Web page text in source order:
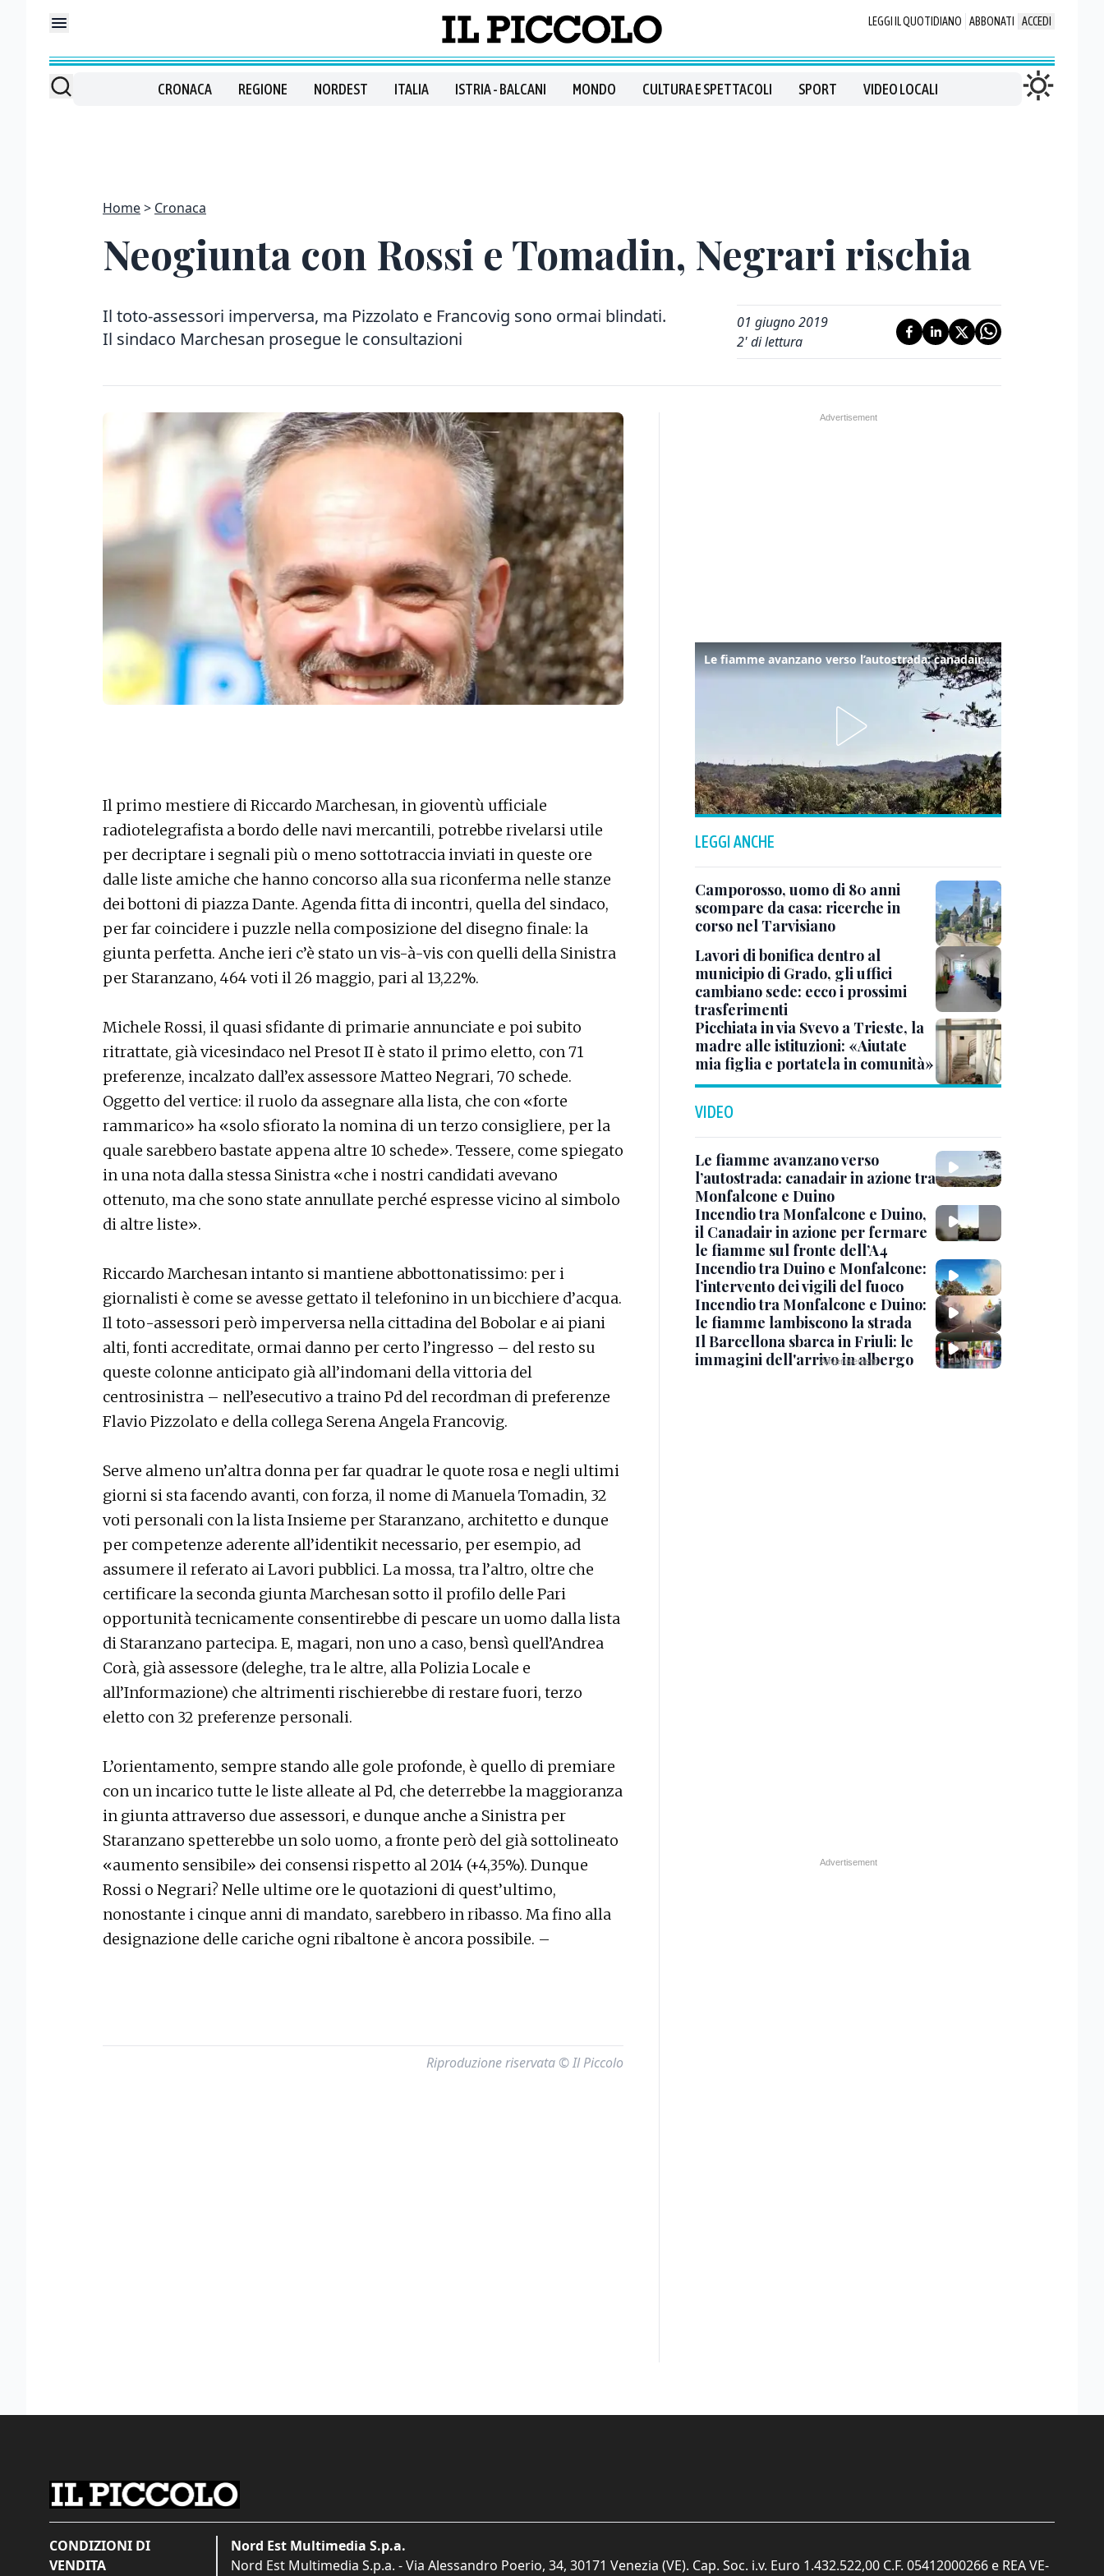
LEGGI IL QUOTIDIANO ABBONATI ACCEDI
CRONACA REGIONE NORDEST ITALIA ISTRIA - BALCANI MONDO CULTURA E SPETTACOLI SPORT VIDEO LOCALI
Home Cronaca
Neogiunta con Rossi e Tomadin, Negrari rischia
Il toto-assessori imperversa, ma Pizzolato e Francovig sono ormai blindati.
Il sindaco Marchesan prosegue le consultazioni
01 giugno 2019
2' di lettura
Il primo mestiere di Riccardo Marchesan, in gioventù ufficiale
radiotelegrafista a bordo delle navi mercantili, potrebbe rivelarsi utile
per decriptare i segnali più o meno sottotraccia inviati in queste ore
dalle liste amiche che hanno concorso alla sua riconferma nelle stanze
dei bottoni di piazza Dante. Agenda fitta di incontri, quella del sindaco,
per far coincidere i puzzle nella composizione del disegno finale: la
giunta perfetta. Anche ieri c’è stato un vis-à-vis con quelli della Sinistra
per Staranzano, 464 voti il 26 maggio, pari al 13,22%.
Michele Rossi, il quasi sfidante di primarie annunciate e poi subito
ritrattate, già vicesindaco nel Presot II è stato il primo eletto, con 71
preferenze, incalzato dall’ex assessore Matteo Negrari, 70 schede.
Oggetto del vertice: il ruolo da assegnare alla lista, che con «forte
rammarico» ha «solo sfiorato la nomina di un terzo consigliere, per la
quale sarebbero bastate appena altre 10 schede». Tessere, come spiegato
in una nota dalla stessa Sinistra «che i nostri candidati avevano
ottenuto, ma che sono state annullate perché espresse vicino al simbolo
di altre liste».
Riccardo Marchesan intanto si mantiene abbottonatissimo: per i
giornalisti è come se avesse gettato il telefonino in un bicchiere d’acqua.
Il toto-assessori però imperversa nella cittadina del Bobolar e ai piani
alti, fonti accreditate, ormai danno per certo l’ingresso – del resto su
queste colonne anticipato già all’indomani della vittoria del
centrosinistra – nell’esecutivo a traino Pd del recordman di preferenze
Flavio Pizzolato e della collega Serena Angela Francovig.
Serve almeno un’altra donna per far quadrar le quote rosa e negli ultimi
giorni si sta facendo avanti, con forza, il nome di Manuela Tomadin, 32
voti personali con la lista Insieme per Staranzano, architetto e dunque
per competenze aderente all’identikit necessario, per esempio, ad
assumere il referato ai Lavori pubblici. La mossa, tra l’altro, oltre che
certificare la seconda giunta Marchesan sotto il profilo delle Pari
opportunità tecnicamente consentirebbe di pescare un uomo dalla lista
di Staranzano partecipa. E, magari, non uno a caso, bensì quell’Andrea
Corà, già assessore (deleghe, tra le altre, alla Polizia Locale e
all’Informazione) che altrimenti rischierebbe di restare fuori, terzo
eletto con 32 preferenze personali.
L’orientamento, sempre stando alle gole profonde, è quello di premiare
con un incarico tutte le liste alleate al Pd, che deterrebbe la maggioranza
in giunta attraverso due assessori, e dunque anche a Sinistra per
Staranzano spetterebbe un solo uomo, a fronte però del già sottolineato
«aumento sensibile» dei consensi rispetto al 2014 (+4,35%). Dunque
Rossi o Negrari? Nelle ultime ore le quotazioni di quest’ultimo,
nonostante i cinque anni di mandato, sarebbero in ribasso. Ma fino alla
designazione delle cariche ogni ribaltone è ancora possibile. –
Riproduzione riservata © Il Piccolo
Le fiamme avanzano verso l’autostrada: canadair in azione tra Monfalcone e Duino
LEGGI ANCHE
Camporosso, uomo di 80 anni
scompare da casa: ricerche in
corso nel Tarvisiano
Lavori di bonifica dentro al
municipio di Grado, gli uffici
cambiano sede: ecco i prossimi
trasferimenti
Picchiata in via Svevo a Trieste, la
madre alle istituzioni: «Aiutate
mia figlia e portatela in comunità»
VIDEO
Le fiamme avanzano verso
l’autostrada: canadair in azione tra
Monfalcone e Duino
Incendio tra Monfalcone e Duino,
il Canadair in azione per fermare
le fiamme sul fronte dell’A4
Incendio tra Duino e Monfalcone:
l’intervento dei vigili del fuoco
Incendio tra Monfalcone e Duino:
le fiamme lambiscono la strada
Il Barcellona sbarca in Friuli: le
immagini dell'arrivo in albergo
CONDIZIONI DI
VENDITA
Nord Est Multimedia S.p.a.
Nord Est Multimedia S.p.a. - Via Alessandro Poerio, 34, 30171 Venezia (VE). Cap. Soc. i.v. Euro 1.432.522,00 C.F. 05412000266 e REA VE-